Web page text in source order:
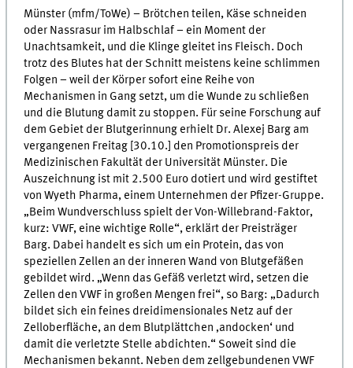
Münster (mfm/ToWe) – Brötchen teilen, Käse schneiden
oder Nassrasur im Halbschlaf – ein Moment der
Unachtsamkeit, und die Klinge gleitet ins Fleisch. Doch
trotz des Blutes hat der Schnitt meistens keine schlimmen
Folgen – weil der Körper sofort eine Reihe von
Mechanismen in Gang setzt, um die Wunde zu schließen
und die Blutung damit zu stoppen. Für seine Forschung auf
dem Gebiet der Blutgerinnung erhielt Dr. Alexej Barg am
vergangenen Freitag [30.10.] den Promotionspreis der
Medizinischen Fakultät der Universität Münster. Die
Auszeichnung ist mit 2.500 Euro dotiert und wird gestiftet
von Wyeth Pharma, einem Unternehmen der Pfizer-Gruppe.
„Beim Wundverschluss spielt der Von-Willebrand-Faktor,
kurz: VWF, eine wichtige Rolle“, erklärt der Preisträger
Barg. Dabei handelt es sich um ein Protein, das von
speziellen Zellen an der inneren Wand von Blutgefäßen
gebildet wird. „Wenn das Gefäß verletzt wird, setzen die
Zellen den VWF in großen Mengen frei“, so Barg: „Dadurch
bildet sich ein feines dreidimensionales Netz auf der
Zelloberfläche, an dem Blutplättchen ‚andocken‘ und
damit die verletzte Stelle abdichten.“ Soweit sind die
Mechanismen bekannt. Neben dem zellgebundenen VWF